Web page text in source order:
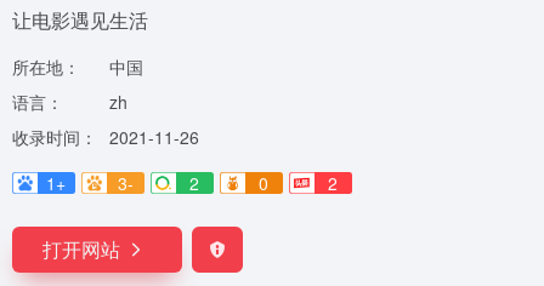
让电影遇见生活
所在地：
中国
语言：
zh
收录时间：
2021-11-26
1+
3- 2 0 2
打开网站